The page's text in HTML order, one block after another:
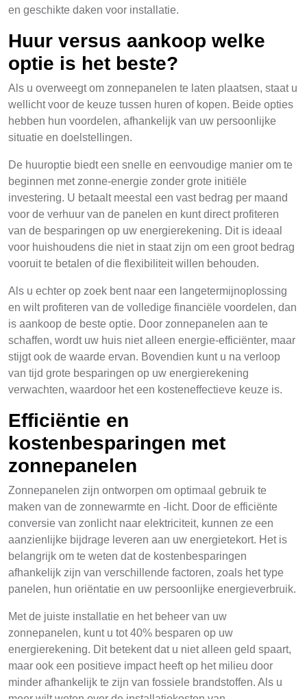
en geschikte daken voor installatie.
Huur versus aankoop welke
optie is het beste?
Als u overweegt om zonnepanelen te laten plaatsen, staat u
wellicht voor de keuze tussen huren of kopen. Beide opties
hebben hun voordelen, afhankelijk van uw persoonlijke
situatie en doelstellingen.
De huuroptie biedt een snelle en eenvoudige manier om te
beginnen met zonne-energie zonder grote initiële
investering. U betaalt meestal een vast bedrag per maand
voor de verhuur van de panelen en kunt direct profiteren
van de besparingen op uw energierekening. Dit is ideaal
voor huishoudens die niet in staat zijn om een groot bedrag
vooruit te betalen of die flexibiliteit willen behouden.
Als u echter op zoek bent naar een langetermijnoplossing
en wilt profiteren van de volledige financiële voordelen, dan
is aankoop de beste optie. Door zonnepanelen aan te
schaffen, wordt uw huis niet alleen energie-efficiënter, maar
stijgt ook de waarde ervan. Bovendien kunt u na verloop
van tijd grote besparingen op uw energierekening
verwachten, waardoor het een kosteneffectieve keuze is.
Efficiëntie en
kostenbesparingen met
zonnepanelen
Zonnepanelen zijn ontworpen om optimaal gebruik te
maken van de zonnewarmte en -licht. Door de efficiënte
conversie van zonlicht naar elektriciteit, kunnen ze een
aanzienlijke bijdrage leveren aan uw energietekort. Het is
belangrijk om te weten dat de kostenbesparingen
afhankelijk zijn van verschillende factoren, zoals het type
panelen, hun oriëntatie en uw persoonlijke energieverbruik.
Met de juiste installatie en het beheer van uw
zonnepanelen, kunt u tot 40% besparen op uw
energierekening. Dit betekent dat u niet alleen geld spaart,
maar ook een positieve impact heeft op het milieu door
minder afhankelijk te zijn van fossiele brandstoffen. Als u